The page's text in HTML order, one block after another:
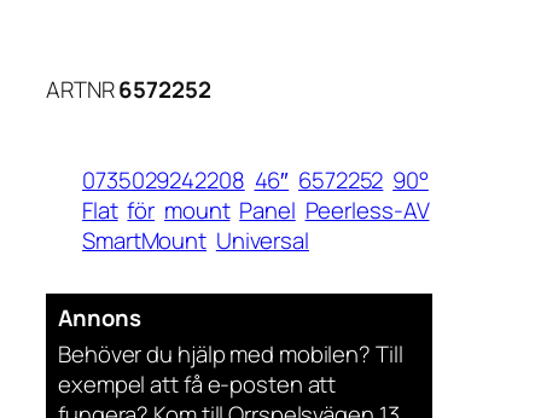
ARTNR6572252
0735029242208 46″ 6572252 90°
Flat för mount Panel Peerless-AV
SmartMount Universal
Annons
Behöver du hjälp med mobilen? Till
exempel att få e-posten att